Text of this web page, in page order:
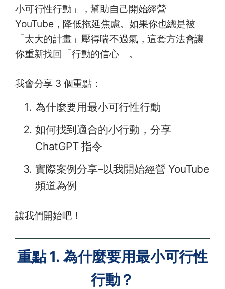
小可行性行動」，幫助自己開始經營
YouTube，降低拖延焦慮。如果你也總是被
「太大的計畫」壓得喘不過氣，這套方法會讓
你重新找回「行動的信心」。
我會分享 3 個重點：
為什麼要用最小可行性行動
如何找到適合的小行動，分享
ChatGPT 指令
實際案例分享–以我開始經營 YouTube
頻道為例
讓我們開始吧！
重點 1. 為什麼要用最小可行性
行動？